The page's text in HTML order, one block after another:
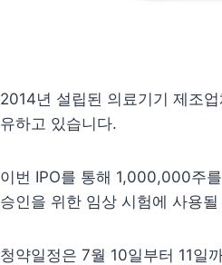
2014년 설립된 의료기기 제조
유하고 있습니다.
이번 IPO를 통해 1,000,000주
승인을 위한 임상 시험에 사용
청약일정은 7월 10일부터 11일